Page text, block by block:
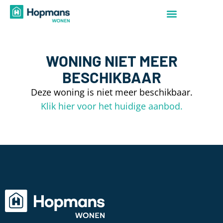
WONING NIET MEER
BESCHIKBAAR
Deze woning is niet meer beschikbaar.
Klik hier voor het huidige aanbod.